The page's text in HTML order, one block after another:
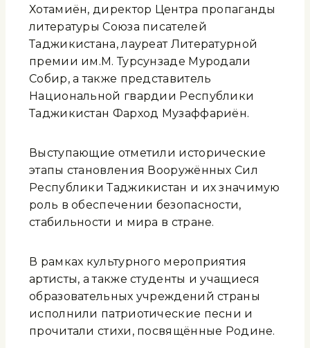
Хотамиён, директор Центра пропаганды
литературы Союза писателей
Таджикистана, лауреат Литературной
премии им.М. Турсунзаде Муродали
Собир, а также представитель
Национальной гвардии Республики
Таджикистан Фарход Музаффариён.
Выступающие отметили исторические
этапы становления Вооружённых Сил
Республики Таджикистан и их значимую
роль в обеспечении безопасности,
стабильности и мира в стране.
В рамках культурного мероприятия
артисты, а также студенты и учащиеся
образовательных учреждений страны
исполнили патриотические песни и
прочитали стихи, посвящённые Родине.